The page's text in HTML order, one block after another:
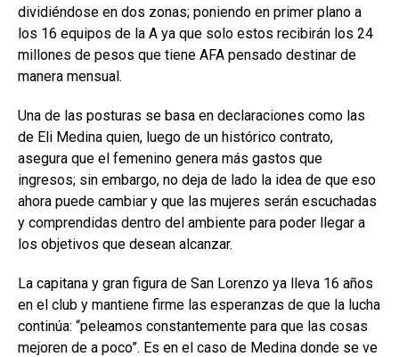
dividiéndose en dos zonas; poniendo en primer plano a
los 16 equipos de la A ya que solo estos recibirán los 24
millones de pesos que tiene AFA pensado destinar de
manera mensual.
Una de las posturas se basa en declaraciones como las
de Eli Medina quien, luego de un histórico contrato,
asegura que el femenino genera más gastos que
ingresos; sin embargo, no deja de lado la idea de que eso
ahora puede cambiar y que las mujeres serán escuchadas
y comprendidas dentro del ambiente para poder llegar a
los objetivos que desean alcanzar.
La capitana y gran figura de San Lorenzo ya lleva 16 años
en el club y mantiene firme las esperanzas de que la lucha
continúa: “peleamos constantemente para que las cosas
mejoren de a poco”. Es en el caso de Medina donde se ve